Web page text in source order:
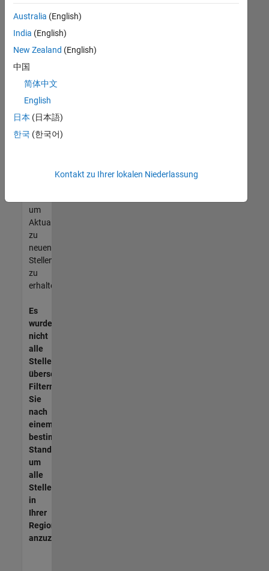
keine
offenen
Stellen
können,
die
Ihren
entsprechen,
werden
unseres
um
Aktualisierungen
zu
neuen
Stellenangeboten
zu
erhalten.
Es
wurden
nicht
alle
Stellen
übersetzt.
Filtern
Sie
nach
einem
bestimmten
Standort,
um
alle
Stellenangebote
in
Ihrer
Region
anzuzeigen.
Australia (English)
India (English)
New Zealand (English)
中国
简体中文
English
日本 (日本語)
한국 (한국어)
Kontakt zu Ihrer lokalen Niederlassung